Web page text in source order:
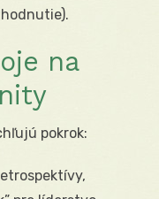
na
pokrok: